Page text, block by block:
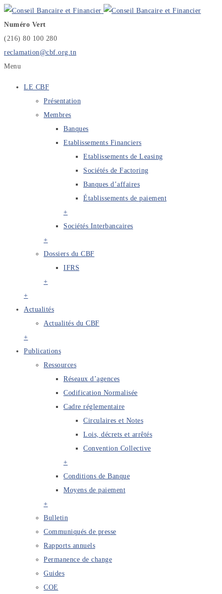
Numéro Vert
(216) 80 100 280
reclamation@cbf.org.tn
Menu
LE CBF
Présentation
Membres
Banques
Etablissements Financiers
Etablissements de Leasing
Sociétés de Factoring
Banques d’affaires
Établissements de paiement
+
Sociétés Interbancaires
+
Dossiers du CBF
IFRS
+
+
Actualités
Actualités du CBF
+
Publications
Ressources
Réseaux d’agences
Codification Normalisée
Cadre réglementaire
Circulaires et Notes
Lois, décrets et arrêtés
Convention Collective
+
Conditions de Banque
Moyens de paiement
+
Bulletin
Communiqués de presse
Rapports annuels
Permanence de change
Guides
COE